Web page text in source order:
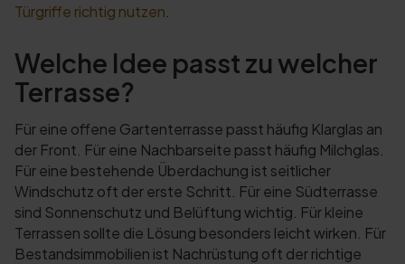
Türgriffe richtig nutzen
Welche Idee passt zu welcher
Terrasse?
Für eine offene Gartenterrasse passt häufig Klarglas an
der Front. Für eine Nachbarseite passt häufig Milchglas.
Für eine bestehende Überdachung ist seitlicher
Windschutz oft der erste Schritt. Für eine Südterrasse
sind Sonnenschutz und Belüftung wichtig. Für kleine
Terrassen sollte die Lösung besonders leicht wirken. Für
Bestandsimmobilien ist Nachrüstung oft der richtige